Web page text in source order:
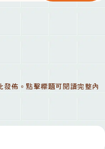
佈。點擊標題可閱讀完整內